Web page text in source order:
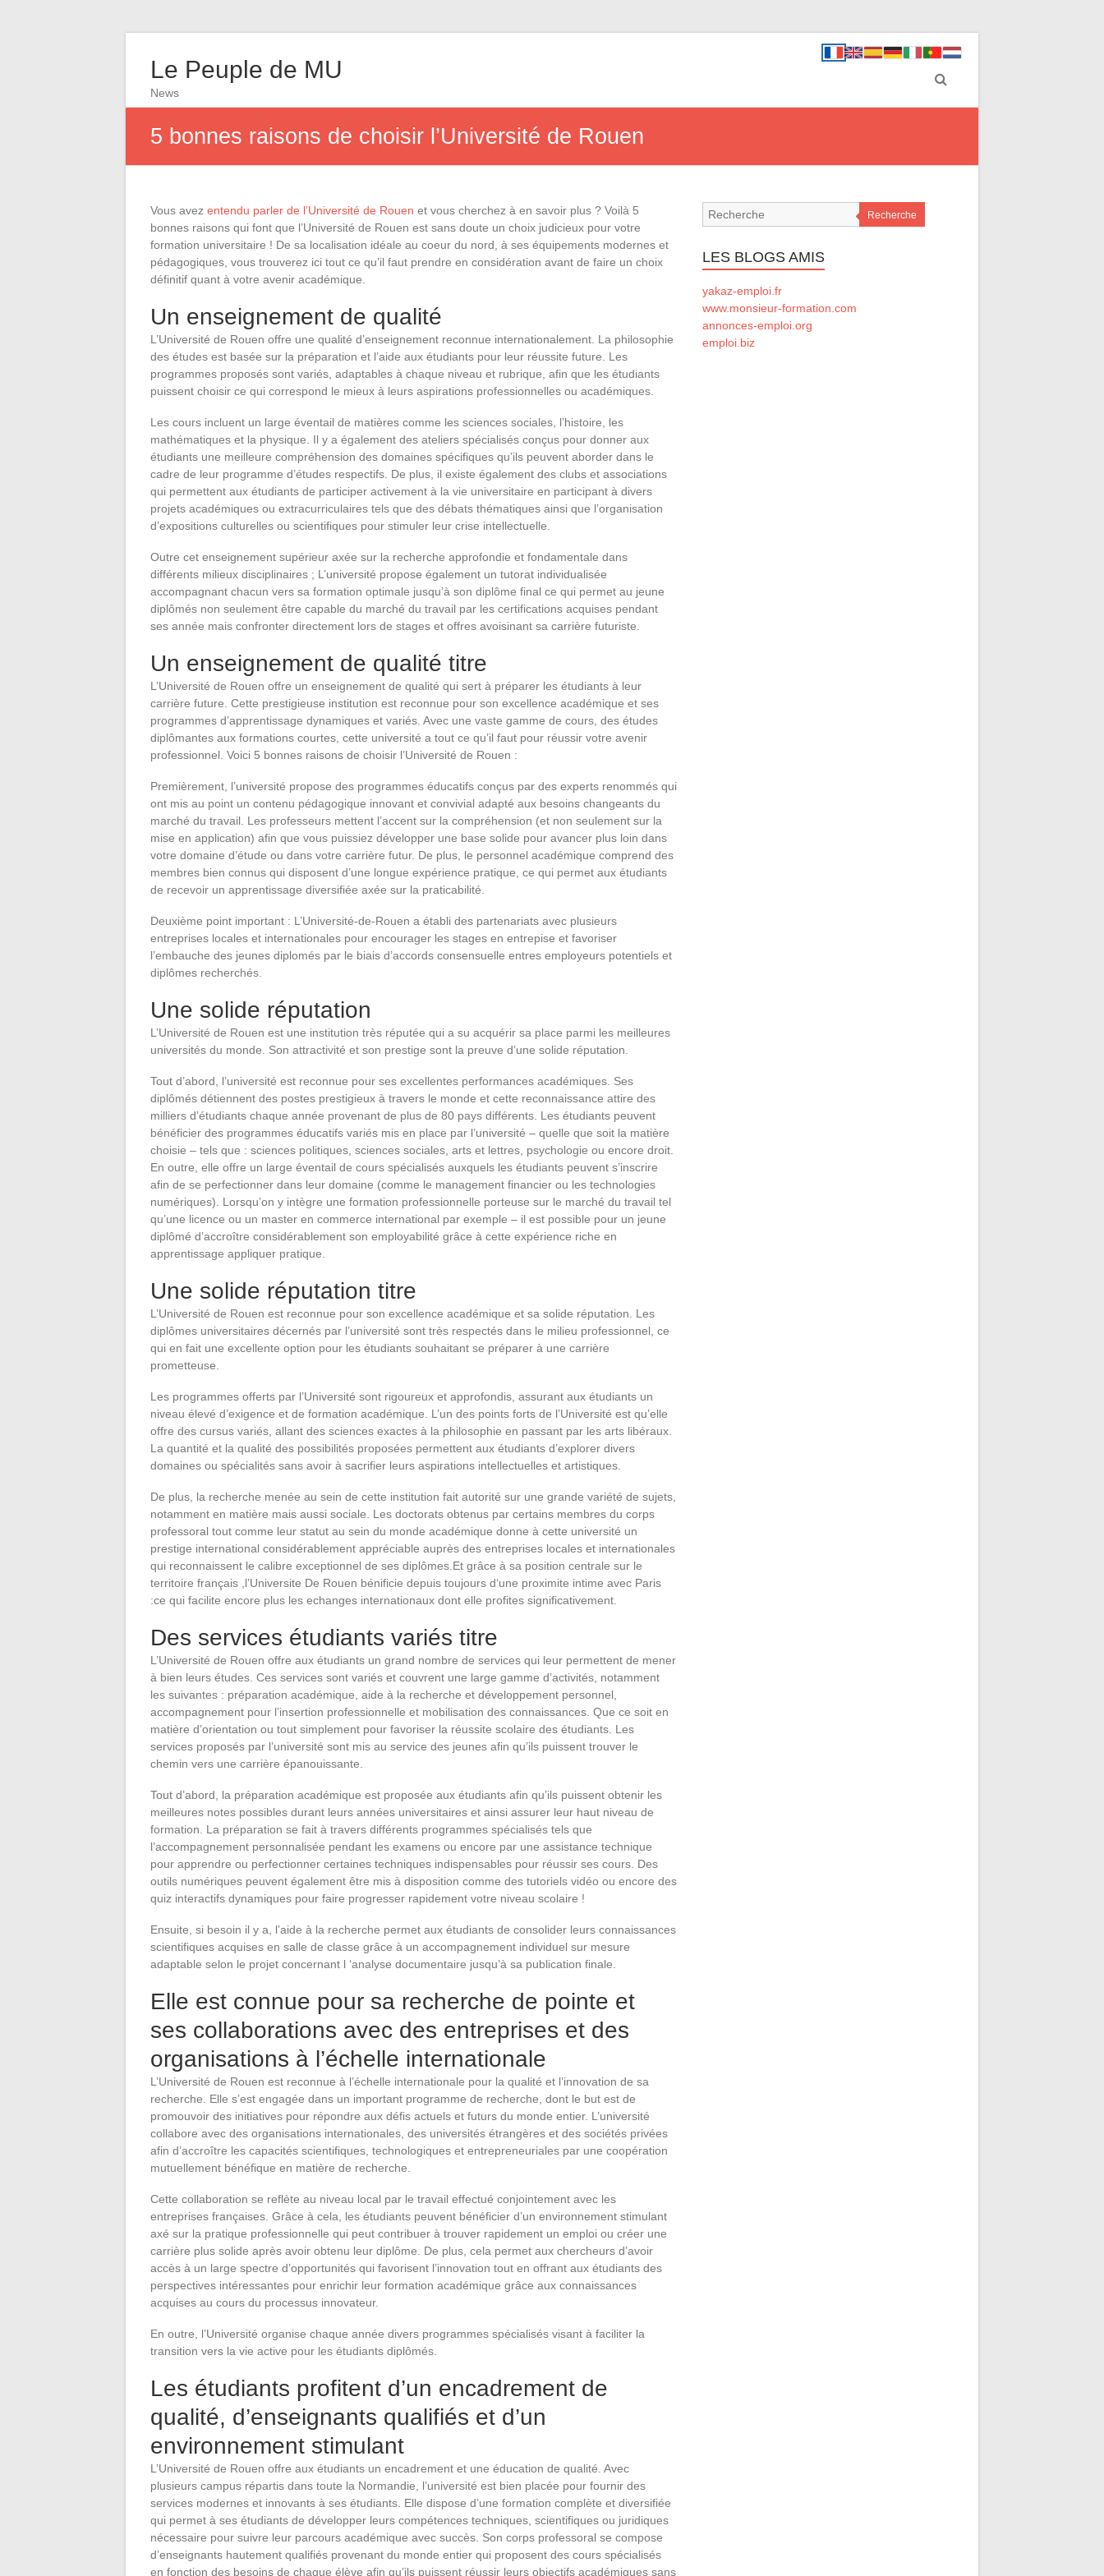
Le Peuple de MU
News
5 bonnes raisons de choisir l’Université de Rouen
Vous avez entendu parler de l’Université de Rouen et vous cherchez à en savoir plus ? Voilà 5
bonnes raisons qui font que l’Université de Rouen est sans doute un choix judicieux pour votre
formation universitaire ! De sa localisation idéale au coeur du nord, à ses équipements modernes et
pédagogiques, vous trouverez ici tout ce qu’il faut prendre en considération avant de faire un choix
définitif quant à votre avenir académique.
Un enseignement de qualité
L’Université de Rouen offre une qualité d’enseignement reconnue internationalement. La philosophie
des études est basée sur la préparation et l’aide aux étudiants pour leur réussite future. Les
programmes proposés sont variés, adaptables à chaque niveau et rubrique, afin que les étudiants
puissent choisir ce qui correspond le mieux à leurs aspirations professionnelles ou académiques.
Les cours incluent un large éventail de matières comme les sciences sociales, l’histoire, les
mathématiques et la physique. Il y a également des ateliers spécialisés conçus pour donner aux
étudiants une meilleure compréhension des domaines spécifiques qu’ils peuvent aborder dans le
cadre de leur programme d’études respectifs. De plus, il existe également des clubs et associations
qui permettent aux étudiants de participer activement à la vie universitaire en participant à divers
projets académiques ou extracurriculaires tels que des débats thématiques ainsi que l’organisation
d’expositions culturelles ou scientifiques pour stimuler leur crise intellectuelle.
Outre cet enseignement supérieur axée sur la recherche approfondie et fondamentale dans
différents milieux disciplinaires ; L’université propose également un tutorat individualisée
accompagnant chacun vers sa formation optimale jusqu’à son diplôme final ce qui permet au jeune
diplômés non seulement être capable du marché du travail par les certifications acquises pendant
ses année mais confronter directement lors de stages et offres avoisinant sa carrière futuriste.
Un enseignement de qualité titre
L’Université de Rouen offre un enseignement de qualité qui sert à préparer les étudiants à leur
carrière future. Cette prestigieuse institution est reconnue pour son excellence académique et ses
programmes d’apprentissage dynamiques et variés. Avec une vaste gamme de cours, des études
diplômantes aux formations courtes, cette université a tout ce qu’il faut pour réussir votre avenir
professionnel. Voici 5 bonnes raisons de choisir l’Université de Rouen :
Premièrement, l’université propose des programmes éducatifs conçus par des experts renommés qui
ont mis au point un contenu pédagogique innovant et convivial adapté aux besoins changeants du
marché du travail. Les professeurs mettent l’accent sur la compréhension (et non seulement sur la
mise en application) afin que vous puissiez développer une base solide pour avancer plus loin dans
votre domaine d’étude ou dans votre carrière futur. De plus, le personnel académique comprend des
membres bien connus qui disposent d’une longue expérience pratique, ce qui permet aux étudiants
de recevoir un apprentissage diversifiée axée sur la praticabilité.
Deuxième point important : L’Université-de-Rouen a établi des partenariats avec plusieurs
entreprises locales et internationales pour encourager les stages en entrepise et favoriser
l’embauche des jeunes diplomés par le biais d’accords consensuelle entres employeurs potentiels et
diplômes recherchés.
Une solide réputation
L’Université de Rouen est une institution très réputée qui a su acquérir sa place parmi les meilleures
universités du monde. Son attractivité et son prestige sont la preuve d’une solide réputation.
Tout d’abord, l’université est reconnue pour ses excellentes performances académiques. Ses
diplômés détiennent des postes prestigieux à travers le monde et cette reconnaissance attire des
milliers d’étudiants chaque année provenant de plus de 80 pays différents. Les étudiants peuvent
bénéficier des programmes éducatifs variés mis en place par l’université – quelle que soit la matière
choisie – tels que : sciences politiques, sciences sociales, arts et lettres, psychologie ou encore droit.
En outre, elle offre un large éventail de cours spécialisés auxquels les étudiants peuvent s’inscrire
afin de se perfectionner dans leur domaine (comme le management financier ou les technologies
numériques). Lorsqu’on y intègre une formation professionnelle porteuse sur le marché du travail tel
qu’une licence ou un master en commerce international par exemple – il est possible pour un jeune
diplômé d’accroître considérablement son employabilité grâce à cette expérience riche en
apprentissage appliquer pratique.
Une solide réputation titre
L’Université de Rouen est reconnue pour son excellence académique et sa solide réputation. Les
diplômes universitaires décernés par l’université sont très respectés dans le milieu professionnel, ce
qui en fait une excellente option pour les étudiants souhaitant se préparer à une carrière
prometteuse.
Les programmes offerts par l’Université sont rigoureux et approfondis, assurant aux étudiants un
niveau élevé d’exigence et de formation académique. L’un des points forts de l’Université est qu’elle
offre des cursus variés, allant des sciences exactes à la philosophie en passant par les arts libéraux.
La quantité et la qualité des possibilités proposées permettent aux étudiants d’explorer divers
domaines ou spécialités sans avoir à sacrifier leurs aspirations intellectuelles et artistiques.
De plus, la recherche menée au sein de cette institution fait autorité sur une grande variété de sujets,
notamment en matière mais aussi sociale. Les doctorats obtenus par certains membres du corps
professoral tout comme leur statut au sein du monde académique donne à cette université un
prestige international considérablement appréciable auprès des entreprises locales et internationales
qui reconnaissent le calibre exceptionnel de ses diplômes.Et grâce à sa position centrale sur le
territoire français ,l’Universite De Rouen bénificie depuis toujours d‘une proximite intime avec Paris
:ce qui facilite encore plus les echanges internationaux dont elle profites significativement.
Des services étudiants variés titre
L’Université de Rouen offre aux étudiants un grand nombre de services qui leur permettent de mener
à bien leurs études. Ces services sont variés et couvrent une large gamme d’activités, notamment
les suivantes : préparation académique, aide à la recherche et développement personnel,
accompagnement pour l’insertion professionnelle et mobilisation des connaissances. Que ce soit en
matière d’orientation ou tout simplement pour favoriser la réussite scolaire des étudiants. Les
services proposés par l’université sont mis au service des jeunes afin qu’ils puissent trouver le
chemin vers une carrière épanouissante.
Tout d’abord, la préparation académique est proposée aux étudiants afin qu’ils puissent obtenir les
meilleures notes possibles durant leurs années universitaires et ainsi assurer leur haut niveau de
formation. La préparation se fait à travers différents programmes spécialisés tels que
l’accompagnement personnalisée pendant les examens ou encore par une assistance technique
pour apprendre ou perfectionner certaines techniques indispensables pour réussir ses cours. Des
outils numériques peuvent également être mis à disposition comme des tutoriels vidéo ou encore des
quiz interactifs dynamiques pour faire progresser rapidement votre niveau scolaire !
Ensuite, si besoin il y a, l’aide à la recherche permet aux étudiants de consolider leurs connaissances
scientifiques acquises en salle de classe grâce à un accompagnement individuel sur mesure
adaptable selon le projet concernant l ‘analyse documentaire jusqu’à sa publication finale.
Elle est connue pour sa recherche de pointe et
ses collaborations avec des entreprises et des
organisations à l’échelle internationale
L’Université de Rouen est reconnue à l’échelle internationale pour la qualité et l’innovation de sa
recherche. Elle s’est engagée dans un important programme de recherche, dont le but est de
promouvoir des initiatives pour répondre aux défis actuels et futurs du monde entier. L’université
collabore avec des organisations internationales, des universités étrangères et des sociétés privées
afin d’accroître les capacités scientifiques, technologiques et entrepreneuriales par une coopération
mutuellement bénéfique en matière de recherche.
Cette collaboration se reflète au niveau local par le travail effectué conjointement avec les
entreprises françaises. Grâce à cela, les étudiants peuvent bénéficier d’un environnement stimulant
axé sur la pratique professionnelle qui peut contribuer à trouver rapidement un emploi ou créer une
carrière plus solide après avoir obtenu leur diplôme. De plus, cela permet aux chercheurs d’avoir
accès à un large spectre d’opportunités qui favorisent l’innovation tout en offrant aux étudiants des
perspectives intéressantes pour enrichir leur formation académique grâce aux connaissances
acquises au cours du processus innovateur.
En outre, l’Université organise chaque année divers programmes spécialisés visant à faciliter la
transition vers la vie active pour les étudiants diplômés.
Les étudiants profitent d’un encadrement de
qualité, d’enseignants qualifiés et d’un
environnement stimulant
L’Université de Rouen offre aux étudiants un encadrement et une éducation de qualité. Avec
plusieurs campus répartis dans toute la Normandie, l’université est bien placée pour fournir des
services modernes et innovants à ses étudiants. Elle dispose d’une formation complète et diversifiée
qui permet à ses étudiants de développer leurs compétences techniques, scientifiques ou juridiques
nécessaire pour suivre leur parcours académique avec succès. Son corps professoral se compose
d’enseignants hautement qualifiés provenant du monde entier qui proposent des cours spécialisés
en fonction des besoins de chaque élève afin qu’ils puissent réussir leurs objectifs académiques sans
Recherche
LES BLOGS AMIS
yakaz-emploi.fr
www.monsieur-formation.com
annonces-emploi.org
emploi.biz